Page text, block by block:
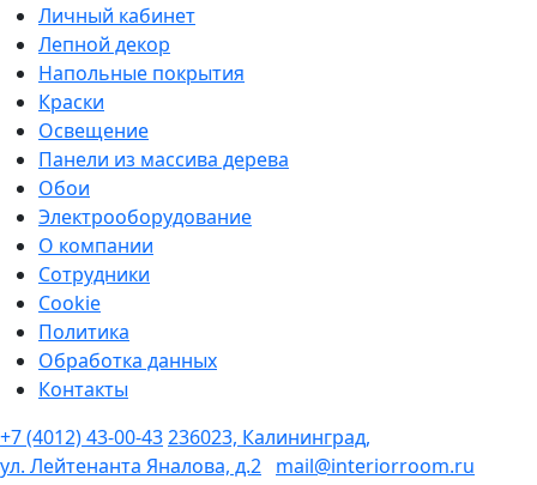
Личный кабинет
Лепной декор
Напольные покрытия
Краски
Освещение
Панели из массива дерева
Обои
Электрооборудование
О компании
Сотрудники
Cookie
Политика
Обработка данных
Контакты
+7 (4012) 43-00-43236023, Калининград,
ул. Лейтенанта Яналова, д.2 mail@interiorroom.ru